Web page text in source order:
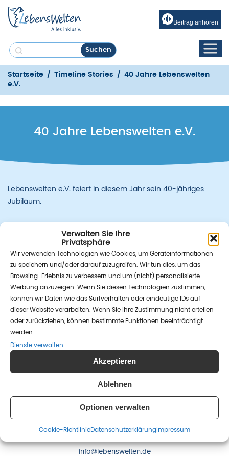
Verwalten Sie Ihre
Privatsphäre
Wir verwenden Technologien wie Cookies, um Geräteinformationen
zu speichern und/oder darauf zuzugreifen. Wir tun dies, um das
Browsing-Erlebnis zu verbessern und um (nicht) personalisierte
Werbung anzuzeigen. Wenn Sie diesen Technologien zustimmen,
können wir Daten wie das Surfverhalten oder eindeutige IDs auf
dieser Website verarbeiten. Wenn Sie Ihre Zustimmung nicht erteilen
oder zurückziehen, können bestimmte Funktionen beeinträchtigt
werden.
Dienste verwalten
Akzeptieren
Ablehnen
Optionen verwalten
Cookie-RichtlinieDatenschutz­erklärung Impressum
Beitrag anhören
Startseite / Timeline Stories / 40 Jahre Lebenswelten
e.V.
40 Jahre Lebenswelten e.V.
Lebenswelten e.V. feiert in diesem Jahr sein 40-jähriges
Jubiläum.
(030) 25 37 51 10
info@lebenswelten.de